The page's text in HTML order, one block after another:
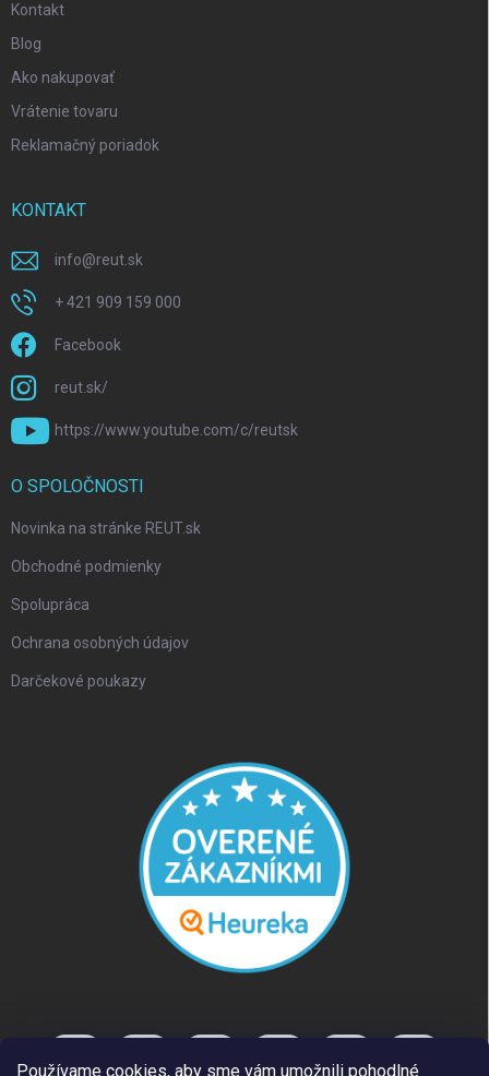
Používame cookies, aby sme vám umožnili pohodlné
Kontakt
Blog
Ako nakupovať
Vrátenie tovaru
Reklamačný poriadok
KONTAKT
info@reut.sk
+ 421 909 159 000
Facebook
reut.sk/
https://www.youtube.com/c/reutsk
O SPOLOČNOSTI
Novinka na stránke REUT.sk
Obchodné podmienky
Spolupráca
Ochrana osobných údajov
Darčekové poukazy